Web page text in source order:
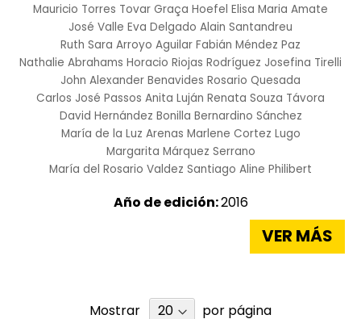
Mauricio Torres Tovar Graça Hoefel Elisa Maria Amate
José Valle Eva Delgado Alain Santandreu
Ruth Sara Arroyo Aguilar Fabián Méndez Paz
Nathalie Abrahams Horacio Riojas Rodríguez Josefina Tirelli
John Alexander Benavides Rosario Quesada
Carlos José Passos Anita Luján Renata Souza Távora
David Hernández Bonilla Bernardino Sánchez
María de la Luz Arenas Marlene Cortez Lugo
Margarita Márquez Serrano
María del Rosario Valdez Santiago Aline Philibert
Año de edición:2016
VER MÁS
Mostrar por página